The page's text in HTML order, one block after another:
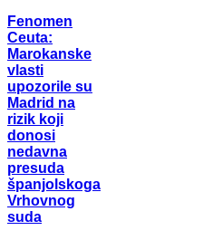
Fenomen
Ceuta:
Marokanske
vlasti
upozorile su
Madrid na
rizik koji
donosi
nedavna
presuda
španjolskoga
Vrhovnog
suda